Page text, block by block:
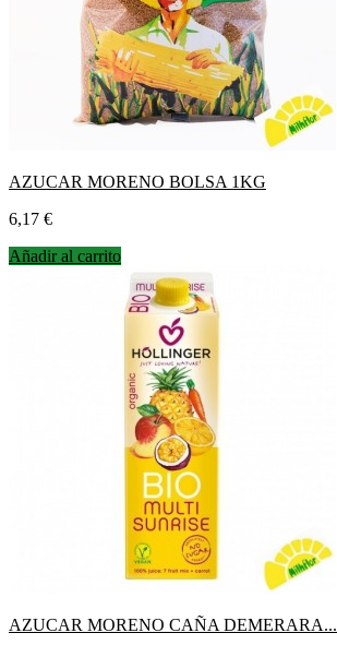
AZUCAR MORENO BOLSA 1KG
Precio
6,17 €
Añadir al carrito
AZUCAR MORENO CAÑA DEMERARA...